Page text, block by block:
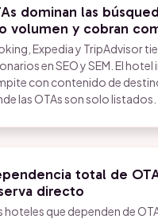
dominan las
volumen y cobran
Expedia y TripAdvisor
en SEO y SEM. El
con contenido de
las OTAs son solo listados.
total de
directo
hoteles que dependen de